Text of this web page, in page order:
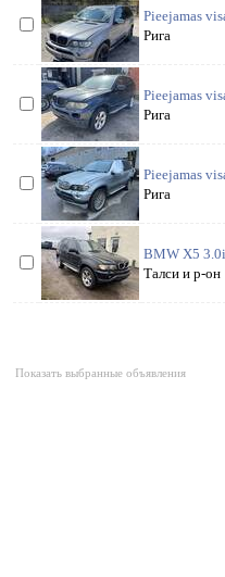
Pieejamas
Рига
Pieejamas
Рига
Pieejamas
Рига
BMW X5
Талси и р-он
Показать выбранные объявления